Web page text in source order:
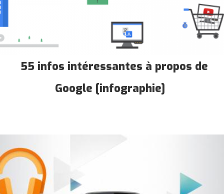
55 infos intéressantes à propos de
Google [infographie]